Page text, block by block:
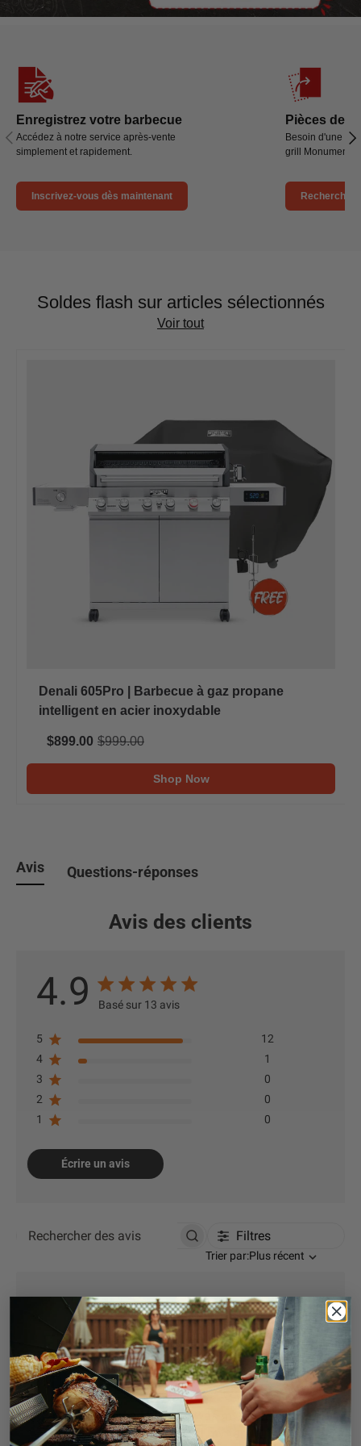
Précédent
Enregistrez votre barbecue
Accédez à notre service après-vente
simplement et rapidement.
Inscrivez-vous dès maintenant
Pièces de
Besoin d'une
grill Monument
Rechercher
Soldes flash sur articles sélectionnés
Voir tout
Denali 605Pro | Barbecue à gaz propane
intelligent en acier inoxydable
$899.00 $999.00
Shop Now
Avis Questions-réponses
Avis des clients
4.9 Basé sur 13 avis
5
12
4
1
3
0
2
0
1
0
Écrire un avis
Rechercher des avis Filtres
Trier par
Trier par:Plus récent
First pizza burned but
that
First pizza burned but that was my fault.
Adjusted the heat a little and my family thought